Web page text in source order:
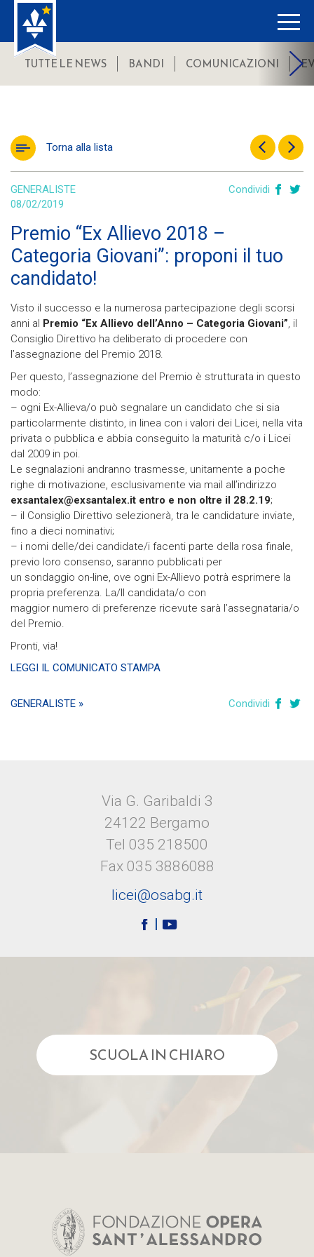
TUTTE LE NEWS BANDI COMUNICAZIONI
Torna alla lista
GENERALISTE
08/02/2019
Condividi
Premio “Ex Allievo 2018 –
Categoria Giovani”: proponi il tuo
candidato!
Visto il successo e la numerosa partecipazione degli scorsi
anni al Premio “Ex Allievo dell’Anno – Categoria Giovani”, il
Consiglio Direttivo ha deliberato di procedere con
l’assegnazione del Premio 2018.
Per questo, l’assegnazione del Premio è strutturata in questo
modo:
– ogni Ex-Allieva/o può segnalare un candidato che si sia
particolarmente distinto, in linea con i valori dei Licei, nella vita
privata o pubblica e abbia conseguito la maturità c/o i Licei
dal 2009 in poi.
Le segnalazioni andranno trasmesse, unitamente a poche
righe di motivazione, esclusivamente via mail all’indirizzo
exsantalex@exsantalex.it entro e non oltre il 28.2.19;
– il Consiglio Direttivo selezionerà, tra le candidature inviate,
fino a dieci nominativi;
– i nomi delle/dei candidate/i facenti parte della rosa finale,
previo loro consenso, saranno pubblicati per
un sondaggio on-line, ove ogni Ex-Allievo potrà esprimere la
propria preferenza. La/Il candidata/o con
maggior numero di preferenze ricevute sarà l’assegnataria/o
del Premio.
Pronti, via!
LEGGI IL COMUNICATO STAMPA
GENERALISTE » Condividi
Via G. Garibaldi 3
24122 Bergamo
Tel 035 218500
Fax 035 3886088
licei@osabg.it
SCUOLA IN CHIARO